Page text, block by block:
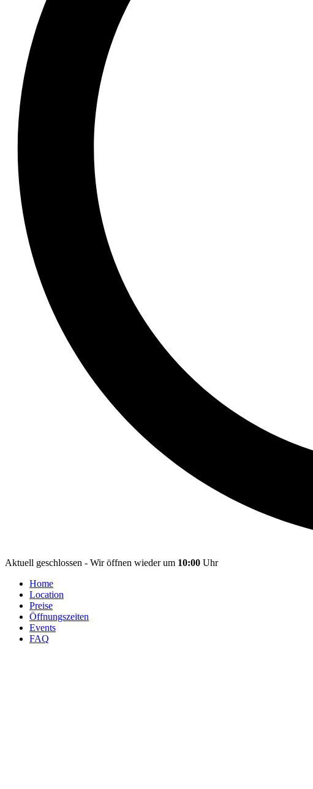
Aktuell geschlossen - Wir öffnen wieder um 10:00 Uhr
Home
Location
Preise
Öffnungszeiten
Events
FAQ